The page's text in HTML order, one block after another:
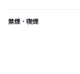
禁煙・喫煙